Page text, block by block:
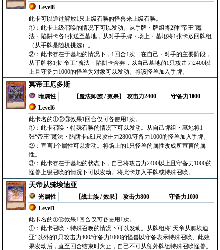
Level8
此卡可以通过解放1只上级召唤的怪兽来上级召唤。
①：此卡上级召唤的情况下可以发动。从手牌・牌组将2种“帝王”魔
法・陷阱卡各1张送至墓地，从对手手牌・场上・墓地将1张卡放回牌组
（从手牌是随机挑选）。
②：此卡存在于墓地的情况下，1回合1次，在自己・对手的主要阶段，
从手牌将1张“帝王”魔法・陷阱卡舍弃，以自己墓地的1只攻击力2400以
上且守备力1000的怪兽为对象可以发动。将该怪兽加入手牌。
冥帝王厄多斯
暗属性
【魔法师族 / 效果】
Level6
攻击力2400 守备力1000
此卡名的①②③效果1回合仅可各使用1次。
①：此卡召唤・特殊召唤的情况下可以发动。从自己牌组・墓地将1
张“帝王”魔法・陷阱卡或1只攻击力2800/守备力1000的怪兽加入手牌。
②：宣言1个属性可以发动。将场上的1只怪兽的属性改成所宣言的属
性。
③：此卡存在于墓地的状态下，自己将攻击力2400以上且守备力1000的
怪兽上级召唤的情况下可以发动。将此卡加入手牌或特殊召唤。
天帝从骑埃迪亚
光属性
【战士族 / 效果】
Level1
攻击力800 守备力1000
此卡名的①②效果1回合仅可各使用1次。
①：此卡召唤・特殊召唤的情况下可以发动。从牌组将“天帝从骑埃迪
亚”以外的1只攻击力800/守备力1000的怪兽以守备表示特殊召唤。此效
果发动后，直至回合结束时为止，自己不可从额外牌组特殊召唤怪兽。